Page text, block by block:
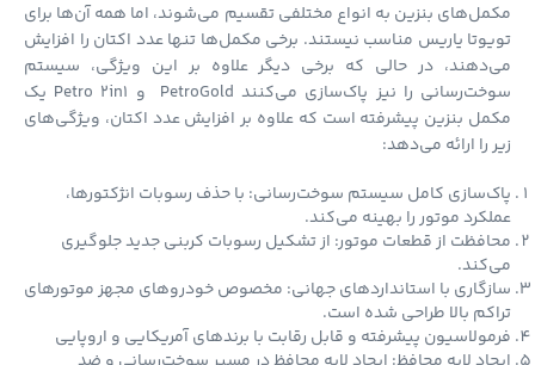
بنزین به انواع مختلفی تقسیم می‌شوند، اما همه آن‌ها برای
یاریس مناسب نیستند. برخی مکمل‌ها تنها عدد اکتان را افزایش
در حالی که برخی دیگر علاوه بر این ویژگی، سیستم
سوخت‌رسانی را نیز پاک‌سازی می‌کنند PetroGold و Petro 2in1 یک
بنزین پیشرفته است که علاوه بر افزایش عدد اکتان، ویژگی‌های
را ارائه می‌دهد:
کامل سیستم سوخت‌رسانی: با حذف رسوبات انژکتورها،
موتور را بهینه می‌کند.
از قطعات موتور: از تشکیل رسوبات کربنی جدید جلوگیری
با استانداردهای جهانی: مخصوص خودروهای مجهز موتورهای
بالا طراحی شده است.
پیشرفته و قابل رقابت با برندهای آمریکایی و اروپایی